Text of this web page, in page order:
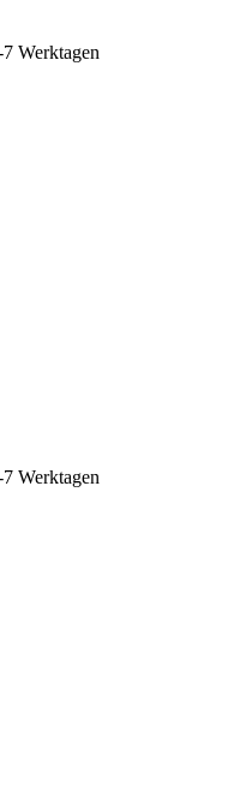
Werktagen
Werktagen